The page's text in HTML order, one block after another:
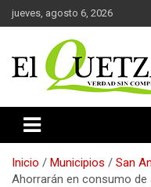
Saltar
al
jueves, agosto 6, 2026
El Quetzal
Inicio Municipios
San
Ahorrarán en consumo de